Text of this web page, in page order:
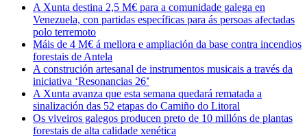
A Xunta destina 2,5 M€ para a comunidade galega en
Venezuela, con partidas específicas para ás persoas afectadas
polo terremoto
Máis de 4 M€ á mellora e ampliación da base contra incendios
forestais de Antela
A construción artesanal de instrumentos musicais a través da
iniciativa ‘Resonancias 26’
A Xunta avanza que esta semana quedará rematada a
sinalización das 52 etapas do Camiño do Litoral
Os viveiros galegos producen preto de 10 millóns de plantas
forestais de alta calidade xenética